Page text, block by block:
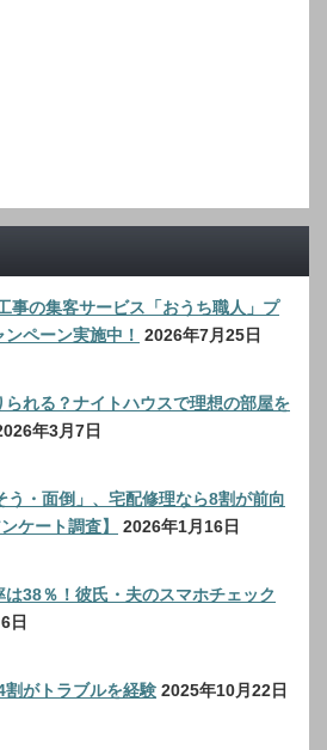
事の集客サービス「おうち職人」プ
ペーン実施中！ 2026年7月25日
れる？ナイトハウスで理想の部屋を
年3月7日
う・面倒」、宅配修理なら8割が前向
ケート調査】
2026年1月16日
38％！彼氏・夫のスマホチェック
日
がトラブルを経験 2025年10月22日